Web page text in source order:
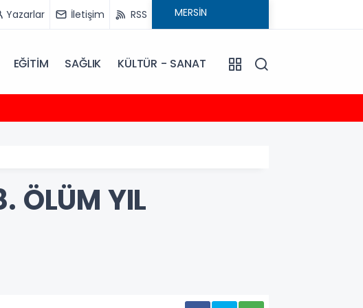
Yazarlar İletişim RSS
EĞİTİM SAĞLIK KÜLTÜR - SANAT
ÖLÜM YIL